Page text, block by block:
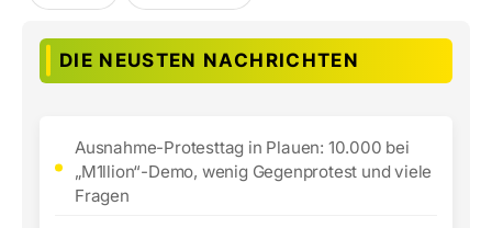
DIE NEUSTEN NACHRICHTEN
Ausnahme-Protesttag in Plauen: 10.000 bei
„M1llion“-Demo, wenig Gegenprotest und viele
Fragen